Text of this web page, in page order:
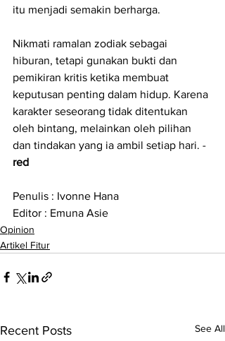
itu menjadi semakin berharga.
Nikmati ramalan zodiak sebagai
hiburan, tetapi gunakan bukti dan
pemikiran kritis ketika membuat
keputusan penting dalam hidup. Karena
karakter seseorang tidak ditentukan
oleh bintang, melainkan oleh pilihan
dan tindakan yang ia ambil setiap hari. -
red
Penulis : Ivonne Hana
Editor : Emuna Asie
Opinion
Artikel Fitur
Recent Posts See All